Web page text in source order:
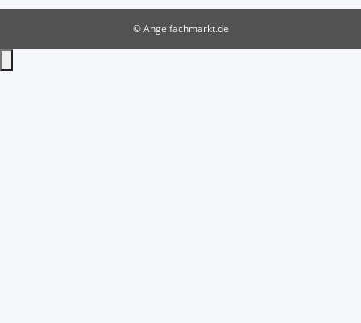
© Angelfachmarkt.de